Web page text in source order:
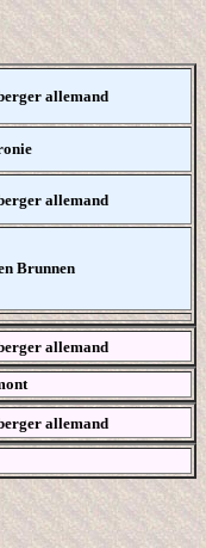
allemand
allemand
Brunnen
allemand
allemand